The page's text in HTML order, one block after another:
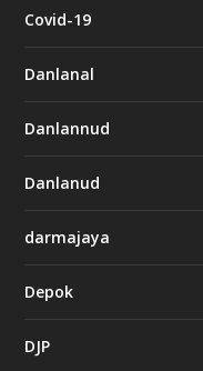
Covid-19
Danlanal
Danlannud
Danlanud
darmajaya
Depok
DJP